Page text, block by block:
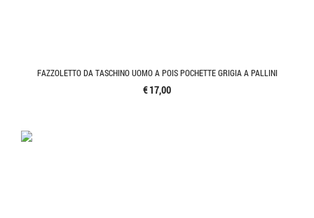
FAZZOLETTO DA TASCHINO UOMO A POIS POCHETTE GRIGIA A PALLINI
€ 17,00